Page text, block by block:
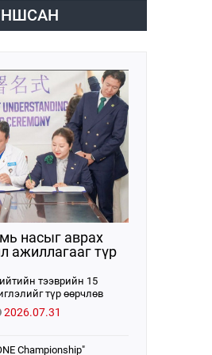
өнөөдөр
эхэллээ. Тивийн
спорт үүсэж хөгжсөний
ойтой давхцаж
онцлог ач
юм.
насыг аврах
ажиллагааг түр
тээврийн 15
түр өөрчлөв
2026.07.31
Championship"